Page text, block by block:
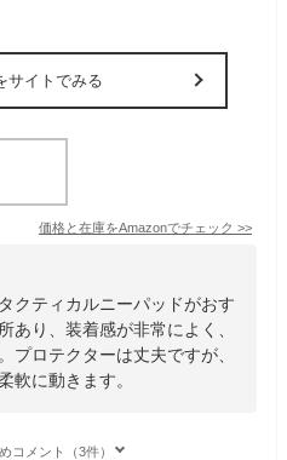
サイトでみる
価格と在庫をAmazonでチェック >>
クティカルニーパッドがおす
あり、装着感が非常によく、
プロテクターは丈夫ですが、
軟に動きます。
コメント（3件）